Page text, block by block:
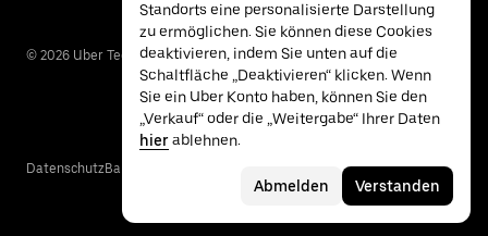
© 2026 Uber Technologies Inc.
DatenschutzBarrierefreiheit
Standorts eine personalisierte Darstellung
zu ermöglichen. Sie können diese Cookies
deaktivieren, indem Sie unten auf die
Schaltfläche „Deaktivieren“ klicken. Wenn
Sie ein Uber Konto haben, können Sie den
„Verkauf“ oder die „Weitergabe“ Ihrer Daten
hierablehnen.
Abmelden Verstanden